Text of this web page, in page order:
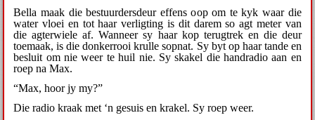
Bella maak die bestuurdersdeur effens oop om te kyk waar die
water vloei en tot haar verligting is dit darem so agt meter van
die agterwiele af. Wanneer sy haar kop terugtrek en die deur
toemaak, is die donkerrooi krulle sopnat. Sy byt op haar tande en
besluit om nie weer te huil nie. Sy skakel die handradio aan en
roep na Max.
“Max, hoor jy my?”
Die radio kraak met ‘n gesuis en krakel. Sy roep weer.